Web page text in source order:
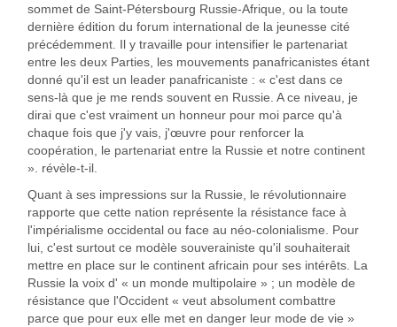
sommet de Saint-Pétersbourg Russie-Afrique, ou la toute
dernière édition du forum international de la jeunesse cité
précédemment. Il y travaille pour intensifier le partenariat
entre les deux Parties, les mouvements panafricanistes étant
donné qu'il est un leader panafricaniste : « c'est dans ce
sens-là que je me rends souvent en Russie. A ce niveau, je
dirai que c'est vraiment un honneur pour moi parce qu'à
chaque fois que j'y vais, j'œuvre pour renforcer la
coopération, le partenariat entre la Russie et notre continent
». révèle-t-il.
Quant à ses impressions sur la Russie, le révolutionnaire
rapporte que cette nation représente la résistance face à
l'impérialisme occidental ou face au néo-colonialisme. Pour
lui, c'est surtout ce modèle souverainiste qu'il souhaiterait
mettre en place sur le continent africain pour ses intérêts. La
Russie la voix d' « un monde multipolaire » ; un modèle de
résistance que l'Occident « veut absolument combattre
parce que pour eux elle met en danger leur mode de vie »